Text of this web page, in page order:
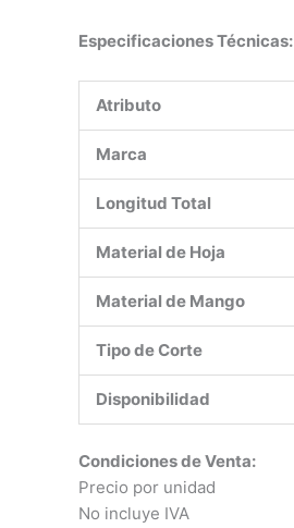
Especificaciones Técnicas:
Atributo
Marca
Longitud Total
Material de Hoja
Material de Mango
Tipo de Corte
Disponibilidad
Condiciones de Venta:
Precio por unidad
No incluye IVA